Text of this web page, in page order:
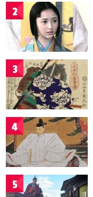
2
3
4
5